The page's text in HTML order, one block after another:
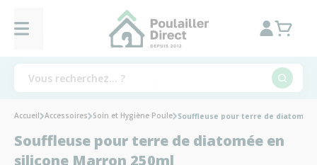
Accueil Accessoires Soin et Hygiène Poule Souffleuse pour terre de diatomée
Souffleuse pour terre de diatomée en
silicone Marron 250ml